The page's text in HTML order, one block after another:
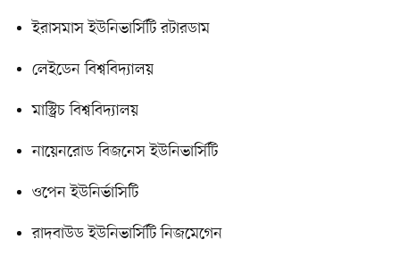
ইরাসমাস ইউনিভার্সিটি রটারডাম
লেইডেন বিশ্ববিদ্যালয়
মাস্ট্রিচ বিশ্ববিদ্যালয়
নায়েনরোড বিজনেস ইউনিভার্সিটি
ওপেন ইউনির্ভাসিটি
রাদবাউড ইউনিভার্সিটি নিজমেগেন